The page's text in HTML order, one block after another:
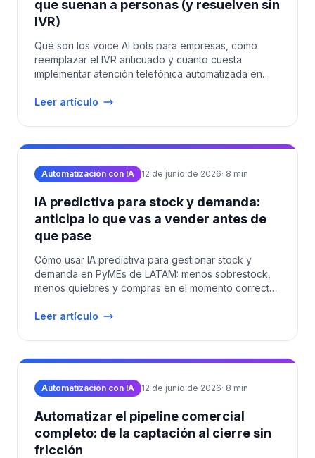
que suenan a personas (y resuelven sin
IVR)
Qué son los voice AI bots para empresas, cómo
reemplazar el IVR anticuado y cuánto cuesta
implementar atención telefónica automatizada en
Leer artículo
Automatización con IA 12 de junio de 2026· 8 min
IA predictiva para stock y demanda:
anticipa lo que vas a vender antes de
que pase
Cómo usar IA predictiva para gestionar stock y
demanda en PyMEs de LATAM: menos sobrestock,
menos quiebres y compras en el momento correcto.
Leer artículo
Automatización con IA 12 de junio de 2026· 8 min
Automatizar el pipeline comercial
completo: de la captación al cierre sin
fricción